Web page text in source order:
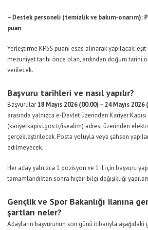
– Destek personeli (temizlik ve bakım-onarım):
puan
Yerleştirme KPSS puanı esas alınarak yapılacak;
mezuniyet tarihi önce olan, ardından doğum tarihi
verilecek.
Başvuru tarihleri ve nasıl yapılır?
Başvurular18 Mayıs 2026 (00.00) – 24 Mayıs
arasında yalnızca e-Devlet üzerinden Kariyer Kapısı
(kariyerkapisi.gov.tr/isealim) adresi üzerinden
gerçekleştirilecek. Posta yoluyla veya şahsen
edilmeyecek.
Her aday yalnızca 1 pozisyon ve 1 il için başvuru
tamamlandıktan sonra hiçbir bilgi değişikliği
Gençlik ve Spor Bakanlığı ilanına
şartları neler?
Adayların başvurunun son günü itibarıyla aşağıdaki